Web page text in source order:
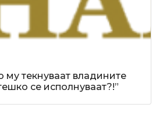
му текнуваат владините
се исполнуваат?!”